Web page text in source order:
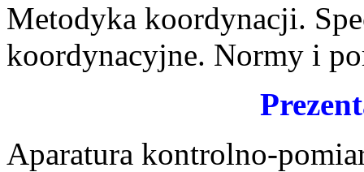
Metodyka koordynacji.
koordynacyjne. Normy i
Aparatura kontrolno-